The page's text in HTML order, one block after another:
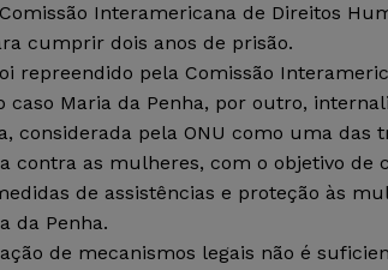
Interamericana de Direitos
cumprir dois anos de prisão.
repreendido pela Comissão
caso Maria da Penha, por outro,
considerada pela ONU como uma das
contra as mulheres, com o objetivo de
de assistências e proteção às
da Penha.
de mecanismos legais não é